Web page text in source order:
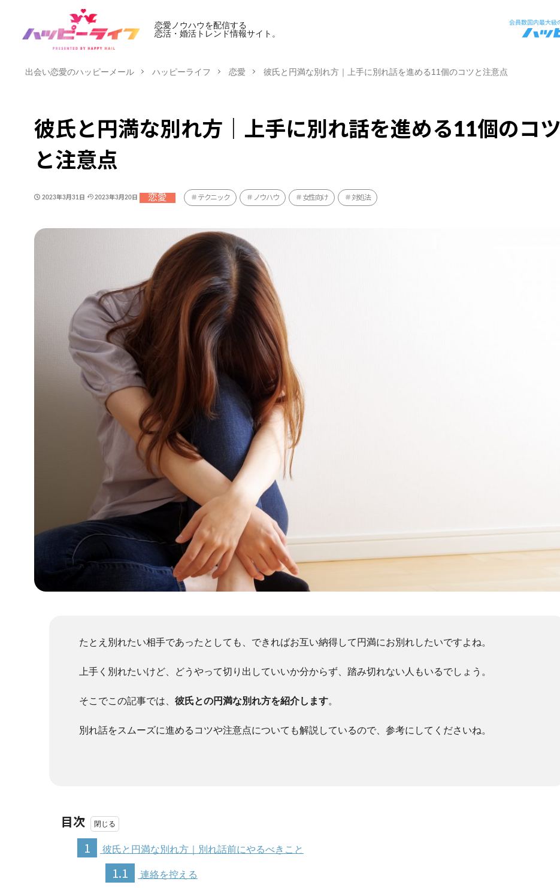
恋愛ノウハウを配信する
恋活・婚活トレンド情報サイト。
出会い恋愛のハッピーメール ハッピーライフ 恋愛 彼氏と円満な別れ方｜上手に別れ話を進める11個のコツと注意点
彼氏と円満な別れ方｜上手に別れ話を進める11個のコツ
と注意点
2023年3月31日 2023年3月20日 恋愛 テクニック ノウハウ 女性向け 対処法
たとえ別れたい相手であったとしても、できればお互い納得して円満にお別れしたいですよね。
上手く別れたいけど、どうやって切り出していいか分からず、踏み切れない人もいるでしょう。
そこでこの記事では、 彼氏との円満な別れ方を紹介します。
別れ話をスムーズに進めるコツや注意点についても解説しているので、参考にしてくださいね。
目次
1
彼氏と円満な別れ方｜別れ話前にやるべきこと
1.1 連絡を控える